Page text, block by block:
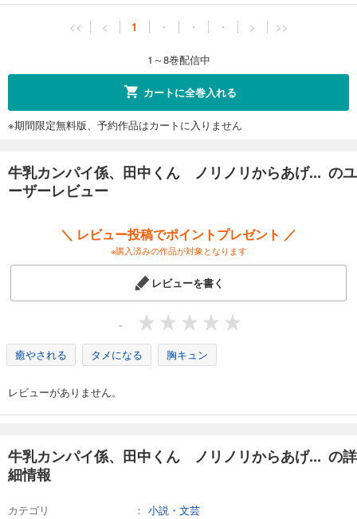
<< < 1 ・ ・ ・ > >>
1～8巻配信中
カートに全巻入れる
※期間限定無料版、予約作品はカートに入りません
牛乳カンパイ係、田中くん ノリノリからあげ... のユ
ーザーレビュー
＼ レビュー投稿でポイントプレゼント ／
※購入済みの作品が対象となります
レビューを書く
-
癒やされる タメになる 胸キュン
レビューがありません。
牛乳カンパイ係、田中くん ノリノリからあげ... の詳
細情報
カテゴリ
小説・文芸